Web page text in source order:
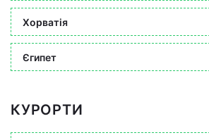
Хорватія
Єгипет
КУРОРТИ